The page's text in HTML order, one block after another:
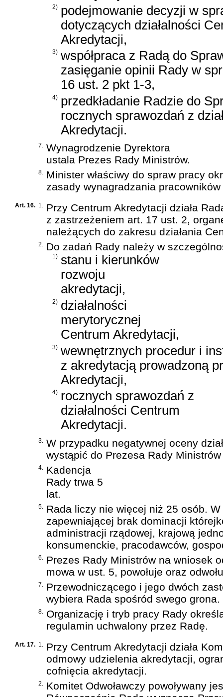
2) podejmowanie decyzji w
dotyczących działalności
Akredytacji,
3) współpraca z Radą do
zasięganie opinii Rady w
16 ust. 2 pkt 1-3,
4) przedkładanie Radzie do
rocznych sprawozdań z
Akredytacji.
7. Wynagrodzenie Dyrektora
ustala Prezes Rady Ministrów.
8. Minister właściwy do spraw pracy
zasady wynagradzania
Art. 16. 1. Przy Centrum Akredytacji działa
z zastrzeżeniem art. 17 ust. 2,
należących do zakresu działania
2. Do zadań Rady należy w
1) stanu i kierunków
rozwoju
akredytacji,
2) działalności
merytorycznej
Centrum Akredytacji,
3) wewnętrznych procedur i
z akredytacją prowadzoną
Akredytacji,
4) rocznych sprawozdań z
działalności Centrum
Akredytacji.
3. W przypadku negatywnej oceny
wystąpić do Prezesa Rady
4. Kadencja
Rady trwa 5
lat.
5. Rada liczy nie więcej niż 25 osób.
zapewniającej brak dominacji
administracji rządowej, krajową
konsumenckie, pracodawców,
6. Prezes Rady Ministrów na wniosek
mowa w ust. 5, powołuje oraz
7. Przewodniczącego i jego dwóch
wybiera Rada spośród swego grona.
8. Organizację i tryb pracy Rady
regulamin uchwalony przez Radę.
Art. 17. 1. Przy Centrum Akredytacji działa
odmowy udzielenia akredytacji,
cofnięcia akredytacji.
2. Komitet Odwoławczy powoływany